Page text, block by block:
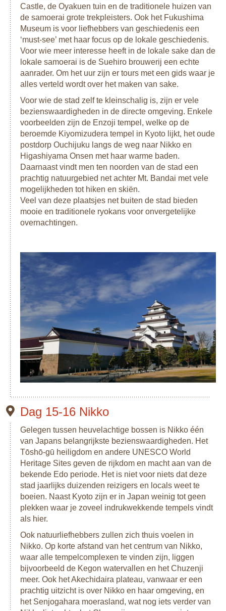
Castle, de Oyakuen tuin en de traditionele huizen van
de samoerai grote trekpleisters. Ook het Fukushima
Museum is voor liefhebbers van geschiedenis een
‘must-see’ met haar focus op de lokale geschiedenis.
Voor wie meer interesse heeft in de lokale sake dan de
lokale samoerai is de Suehiro brouwerij een echte
aanrader. Om het uur zijn er tours met een gids waar je
alles verteld wordt over het maken van sake.
Voor wie de stad zelf te kleinschalig is, zijn er vele
bezienswaardigheden in de directe omgeving. Enkele
voorbeelden zijn de Enzoji tempel, welke op de
beroemde Kiyomizudera tempel in Kyoto lijkt, het oude
postdorp Ouchijuku langs de weg naar Nikko en
Higashiyama Onsen met haar warme baden.
Daarnaast vindt men ten noorden van de stad een
prachtig natuurgebied net achter Mt. Bandai met vele
mogelijkheden tot hiken en skiën.
Veel van deze plaatsjes net buiten de stad bieden
mooie en traditionele ryokans voor onvergetelijke
overnachtingen.
Dag 15-16 Nikko
Gelegen tussen heuvelachtige bossen is Nikko één
van Japans belangrijkste bezienswaardigheden. Het
Tōshō-gū heiligdom en andere UNESCO World
Heritage Sites geven de rijkdom en macht aan van de
bekende Edo periode. Het is niet voor niets dat deze
stad jaarlijks duizenden reizigers en locals weet te
boeien. Naast Kyoto zijn er in Japan weinig tot geen
plekken waar je zoveel indrukwekkende tempels vindt
als hier.
Ook natuurliefhebbers zullen zich thuis voelen in
Nikko. Op korte afstand van het centrum van Nikko,
waar alle tempelcomplexen te vinden zijn, liggen
bijvoorbeeld de Kegon watervallen en het Chuzenji
meer. Ook het Akechidaira plateau, vanwaar er een
prachtig uitzicht is over Nikko en haar omgeving, en
het Senjogahara moerasland, wat nog iets verder van